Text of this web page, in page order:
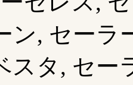
ン, セーラ
スタ, セー